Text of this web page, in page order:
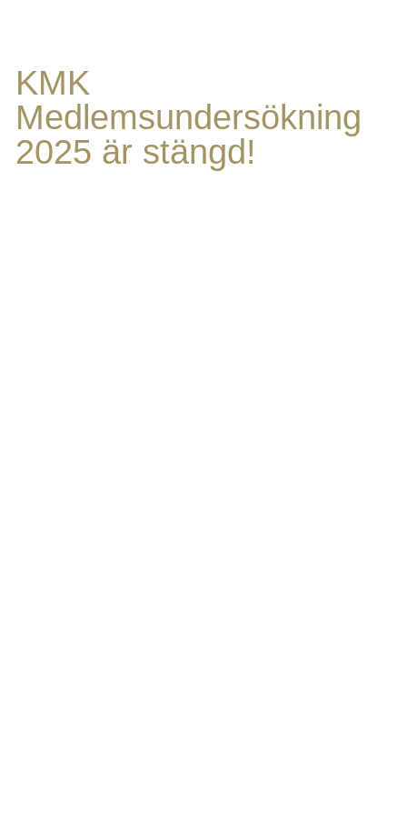
KMK
Medlemsundersökning
2025 är stängd!